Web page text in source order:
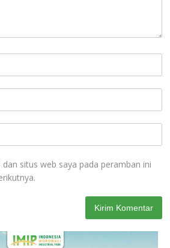
situs web saya pada peramban ini